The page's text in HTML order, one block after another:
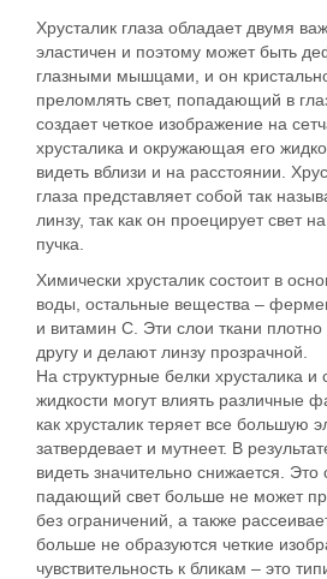
Хрусталик глаза обладает двумя
эластичен и поэтому может быть
глазными мышцами, и он
преломлять свет, попадающий в
создает четкое изображение на
хрусталика и окружающая его
видеть вблизи и на расстоянии.
глаза представляет собой так
линзу, так как он проецирует свет
пучка.
Химически хрусталик состоит в
воды, остальные вещества –
и витамин С. Эти слои ткани плотно
другу и делают линзу прозрачной.
На структурные белки хрусталика и
жидкости могут влиять различные
как хрусталик теряет все большую
затвердевает и мутнеет. В
видеть значительно снижается. Это
падающий свет больше не может
без ограничений, а также
больше не образуются четкие
чувствительность к бликам – это